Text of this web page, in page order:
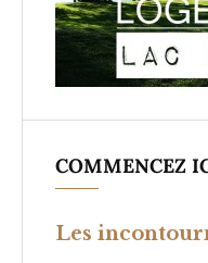
COMMENCEZ
Les